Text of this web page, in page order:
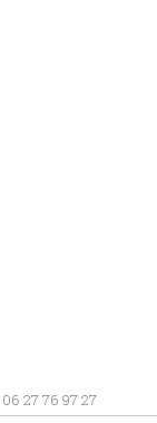
06 27 76 97 27